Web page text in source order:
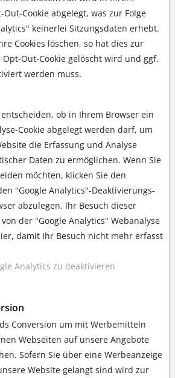
Cookie abgelegt, was zur Folge
keinerlei Sitzungsdaten erhebt.
Cookies löschen, so hat dies zur
Opt-Out-Cookie gelöscht wird und ggf.
werden muss.
ob in Ihrem Browser ein
Cookie abgelegt werden darf, um
die Erfassung und Analyse
Daten zu ermöglichen. Wenn Sie
möchten, klicken Sie den
"Google Analytics"-Deaktivierungs-
abzulegen. Ihr Besuch dieser
der "Google Analytics" Webanalyse
damit Ihr Besuch nicht mehr erfasst
Analytics zu deaktivieren
Conversion um mit Werbemitteln
Webseiten auf unsere Angebote
Sofern Sie über eine Werbeanzeige
Website gelangt sind wird zur